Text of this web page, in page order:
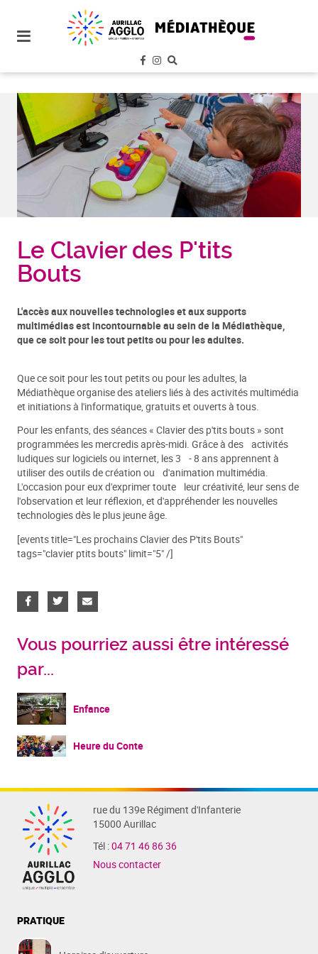
site
menu
aller au
contenu
Le Clavier des P'tits
Bouts
L'accès aux nouvelles technologies et aux supports
multimédias est incontournable au sein de la Médiathèque,
que ce soit pour les tout petits ou pour les adultes.
Que ce soit pour les tout petits ou pour les adultes, la
Médiathèque organise des ateliers liés à des activités multimédia
et initiations à l'informatique, gratuits et ouverts à tous.
Pour les enfants, des séances « Clavier des p'tits bouts » sont
programmées les mercredis après-midi. Grâce à des activités
ludiques sur logiciels ou internet, les 3 - 8 ans apprennent à
utiliser des outils de création ou d'animation multimédia.
L'occasion pour eux d'exprimer toute leur créativité, leur sens de
l'observation et leur réflexion, et d'appréhender les nouvelles
technologies dès le plus jeune âge.
[events title="Les prochains Clavier des P'tits Bouts"
tags="clavier ptits bouts" limit="5" /]
Vous pourriez aussi être intéressé
par...
Enfance
Heure du Conte
rue du 139e Régiment d'Infanterie
15000 Aurillac
Tél :04 71 46 86 36
Nous contacter
PRATIQUE